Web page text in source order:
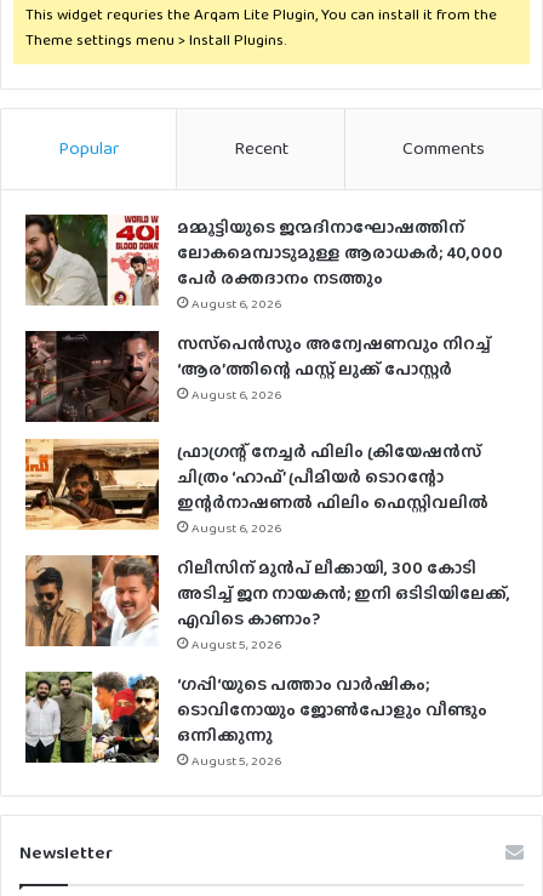
This widget requries the Arqam Lite Plugin, You can install it from the
Theme settings menu > Install Plugins.
Popular Recent Comments
മമ്മൂട്ടിയുടെ ജന്മദിനാഘോഷത്തിന്
ലോകമെമ്പാടുമുള്ള ആരാധകര്‍; 40,000
പേര്‍ രക്തദാനം നടത്തും
August 6, 2026
സസ്‌പെന്‍സും അന്വേഷണവും നിറച്ച്
‘ആര’ത്തിന്റെ ഫസ്റ്റ് ലുക്ക് പോസ്റ്റര്‍
August 6, 2026
ഫ്രാഗ്രന്റ് നേച്ചര്‍ ഫിലിം ക്രിയേഷന്‍സ്
ചിത്രം ‘ഹാഫ്’ പ്രീമിയര്‍ ടൊറന്റോ
ഇന്റര്‍നാഷണല്‍ ഫിലിം ഫെസ്റ്റിവലില്‍
August 6, 2026
റിലീസിന് മുൻപ് ലീക്കായി, 300 കോടി
അടിച്ച് ജന നായകൻ; ഇനി ഒടിടിയിലേക്ക്,
എവിടെ കാണാം?
August 5, 2026
‘ഗപ്പി‘യുടെ പത്താം വാർഷികം;
ടൊവിനോയും ജോൺപോളും വീണ്ടും
ഒന്നിക്കുന്നു
August 5, 2026
Newsletter